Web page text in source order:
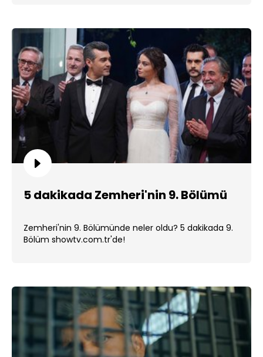
5 dakikada Zemheri'nin 9. Bölümü
Zemheri'nin 9. Bölümünde neler oldu? 5 dakikada 9.
Bölüm showtv.com.tr'de!